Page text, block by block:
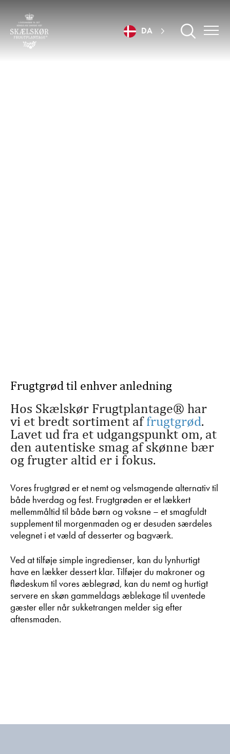
DA
Frugtgrød til enhver anledning
Hos Skælskør Frugtplantage® har
vi et bredt sortiment affrugtgrød.
Lavet ud fra et udgangspunkt om, at
den autentiske smag af skønne bær
og frugter altid er i fokus.
Vores frugtgrød er et nemt og velsmagende alternativ til
både hverdag og fest. Frugtgrøden er et lækkert
mellemmåltid til både børn og voksne – et smagfuldt
supplement til morgenmaden og er desuden særdeles
velegnet i et væld af desserter og bagværk.
Ved at tilføje simple ingredienser, kan du lynhurtigt
have en lækker dessert klar. Tilføjer du makroner og
flødeskum til vores æblegrød, kan du nemt og hurtigt
servere en skøn gammeldags æblekage til uventede
gæster eller når sukketrangen melder sig efter
aftensmaden.